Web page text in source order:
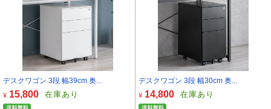
デスクワゴン 3段 幅39cm 奥...
¥ 15,800 在庫あり
デスクワゴン 3段 幅30cm 奥...
¥ 14,800 在庫あり